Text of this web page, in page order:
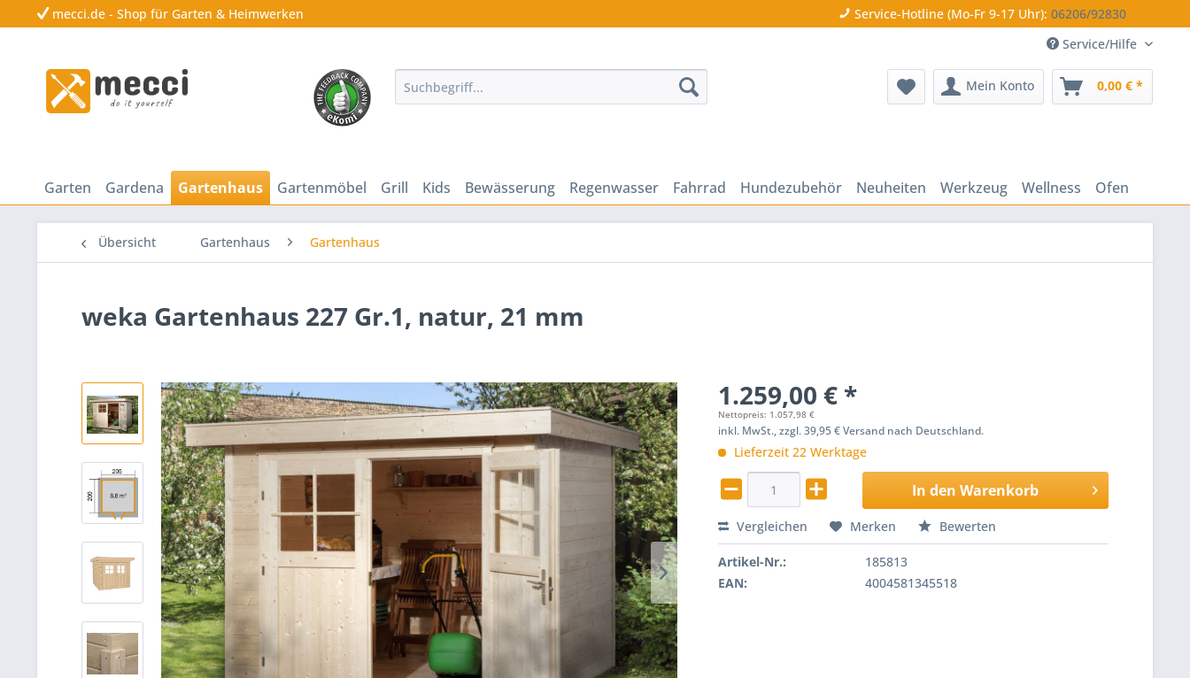
mecci.de - Shop für Garten & Heimwerken Service-Hotline (Mo-Fr 9-17 Uhr): 06206/92830
Service/Hilfe
Mein Konto 0,00 € *
Garten Gardena Gartenhaus Gartenmöbel Grill Kids Bewässerung Regenwasser Fahrrad Hundezubehör Neuheiten Werkzeug Wellness Ofen
Übersicht Gartenhaus Gartenhaus
weka Gartenhaus 227 Gr.1, natur, 21 mm
1.259,00 € *
Nettopreis: 1.057,98 €
inkl. MwSt., zzgl. 39,95 € Versand nach Deutschland.
Lieferzeit 22 Werktage
In den Warenkorb
Vergleichen Merken Bewerten
Artikel-Nr.:
185813
EAN:
4004581345518